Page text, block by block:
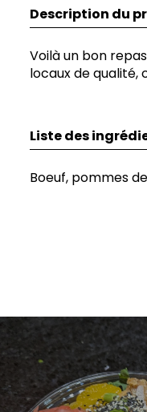
Description du
Voilà un bon
locaux de
Liste des
Boeuf, pommes